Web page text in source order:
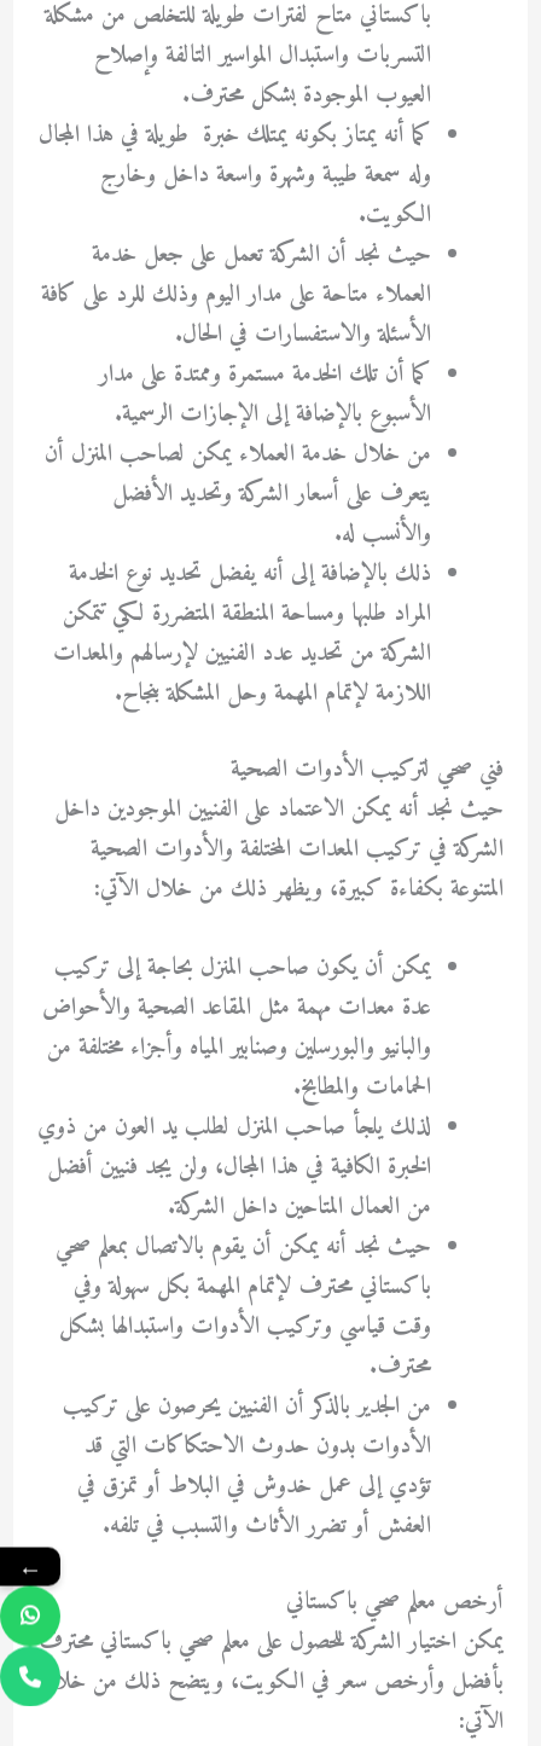
باكستاني متاح لفترات طويلة للتخلص من مشكلة
التسربات واستبدال المواسير التالفة وإصلاح
العيوب الموجودة بشكل محترف.
كما أنه يمتاز بكونه يمتلك خبرة طويلة في هذا المجال
وله سمعة طيبة وشهرة واسعة داخل وخارج
الكويت.
حيث نجد أن الشركة تعمل على جعل خدمة
العملاء متاحة على مدار اليوم وذلك للرد على كافة
الأسئلة والاستفسارات في الحال.
كما أن تلك الخدمة مستمرة وممتدة على مدار
الأسبوع بالإضافة إلى الإجازات الرسمية.
من خلال خدمة العملاء يمكن لصاحب المنزل أن
يتعرف على أسعار الشركة وتحديد الأفضل
والأنسب له.
ذلك بالإضافة إلى أنه يفضل تحديد نوع الخدمة
المراد طلبها ومساحة المنطقة المتضررة لكي تتمكن
الشركة من تحديد عدد الفنيين لإرسالهم والمعدات
اللازمة لإتمام المهمة وحل المشكلة بنجاح.
فني صحي لتركيب الأدوات الصحية
حيث نجد أنه يمكن الاعتماد على الفنيين الموجودين داخل
الشركة في تركيب المعدات المختلفة والأدوات الصحية
المتنوعة بكفاءة كبيرة، ويظهر ذلك من خلال الآتي:
يمكن أن يكون صاحب المنزل بحاجة إلى تركيب
عدة معدات مهمة مثل المقاعد الصحية والأحواض
والبانيو والبورسلين وصنابير المياه وأجزاء مختلفة من
الحمامات والمطابخ.
لذلك يلجأ صاحب المنزل لطلب يد العون من ذوي
الخبرة الكافية في هذا المجال، ولن يجد فنيين أفضل
من العمال المتاحين داخل الشركة.
حيث نجد أنه يمكن أن يقوم بالاتصال بمعلم صحي
باكستاني محترف لإتمام المهمة بكل سهولة وفي
وقت قياسي وتركيب الأدوات واستبدالها بشكل
محترف.
من الجدير بالذكر أن الفنيين يحرصون على تركيب
الأدوات بدون حدوث الاحتكاكات التي قد
تؤدي إلى عمل خدوش في البلاط أو تمزق في
العفش أو تضرر الأثاث والتسبب في تلفه.
أرخص معلم صحي باكستاني
يمكن اختيار الشركة للحصول على معلم صحي باكستاني محترف
بأفضل وأرخص سعر في الكويت، ويتضح ذلك من خلال
الآتي:
←